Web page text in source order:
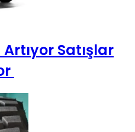
Artıyor Satışlar